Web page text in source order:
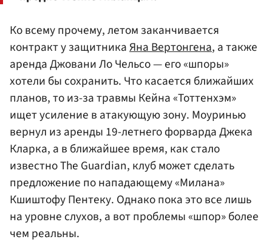
Ко всему прочему, летом заканчивается
контракт у защитникаЯна Вертонгена, а также
аренда Джовани Ло Чельсо — его «шпоры»
хотели бы сохранить. Что касается ближайших
планов, то из-за травмы Кейна «Тоттенхэм»
ищет усиление в атакующую зону. Моуринью
вернул из аренды 19-летнего форварда Джека
Кларка, а в ближайшее время, как стало
известно The Guardian, клуб может сделать
предложение по нападающему «Милана»
Кшиштофу Пентеку. Однако пока это все лишь
на уровне слухов, а вот проблемы «шпор» более
чем реальны.